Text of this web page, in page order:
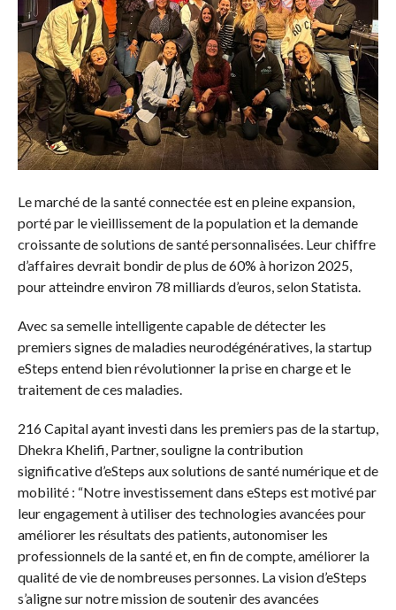
Le marché de la santé connectée est en pleine expansion,
porté par le vieillissement de la population et la demande
croissante de solutions de santé personnalisées. Leur chiffre
d’affaires devrait bondir de plus de 60% à horizon 2025,
pour atteindre environ 78 milliards d’euros, selon Statista.
Avec sa semelle intelligente capable de détecter les
premiers signes de maladies neurodégénératives, la startup
eSteps entend bien révolutionner la prise en charge et le
traitement de ces maladies.
216 Capital ayant investi dans les premiers pas de la startup,
Dhekra Khelifi, Partner, souligne la contribution
significative d’eSteps aux solutions de santé numérique et de
mobilité : “Notre investissement dans eSteps est motivé par
leur engagement à utiliser des technologies avancées pour
améliorer les résultats des patients, autonomiser les
professionnels de la santé et, en fin de compte, améliorer la
qualité de vie de nombreuses personnes. La vision d’eSteps
s’aligne sur notre mission de soutenir des avancées